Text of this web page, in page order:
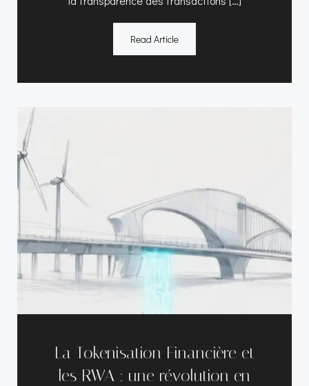
Read Article
La Tokenisation Financière et
les RWA : une révolution en